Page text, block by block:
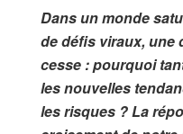
Dans un monde
de défis viraux, une
cesse : pourquoi
les nouvelles
les risques ? La